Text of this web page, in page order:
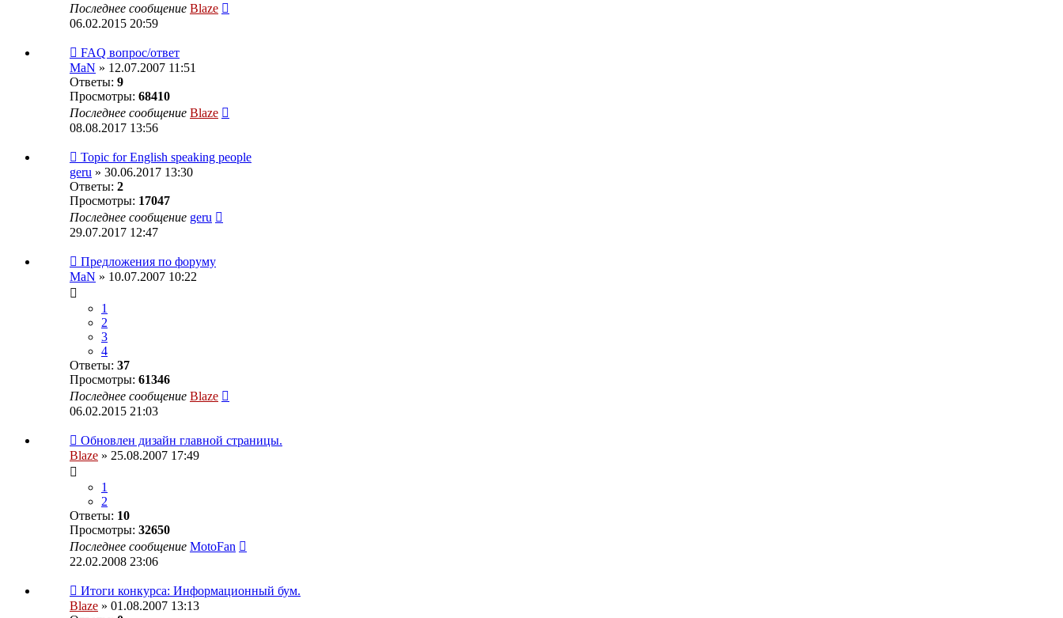
Последнее сообщение Blaze
06.02.2015 20:59
FAQ вопрос/ответ
MaN » 12.07.2007 11:51
Ответы: 9
Просмотры: 68410
Последнее сообщение Blaze
08.08.2017 13:56
Topic for English speaking people
geru » 30.06.2017 13:30
Ответы: 2
Просмотры: 17047
Последнее сообщение geru
29.07.2017 12:47
Предложения по форуму
MaN » 10.07.2007 10:22
1
2
3
4
Ответы: 37
Просмотры: 61346
Последнее сообщение Blaze
06.02.2015 21:03
Обновлен дизайн главной страницы.
Blaze » 25.08.2007 17:49
1
2
Ответы: 10
Просмотры: 32650
Последнее сообщение MotoFan
22.02.2008 23:06
Итоги конкурса: Информационный бум.
Blaze » 01.08.2007 13:13